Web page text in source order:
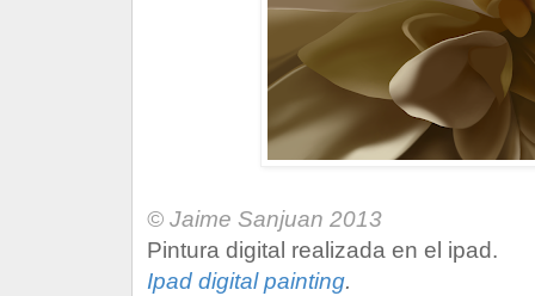
© Jaime Sanjuan 2013
Pintura digital realizada en el ipad.
Ipad digital painting.